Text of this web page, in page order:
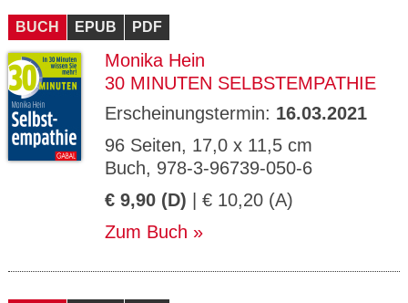
BUCH EPUB PDF
Monika Hein
30 MINUTEN SELBSTEMPATHIE
Erscheinungstermin: 16.03.2021
96 Seiten, 17,0 x 11,5 cm
Buch, 978-3-96739-050-6
€ 9,90 (D) | € 10,20 (A)
Zum Buch